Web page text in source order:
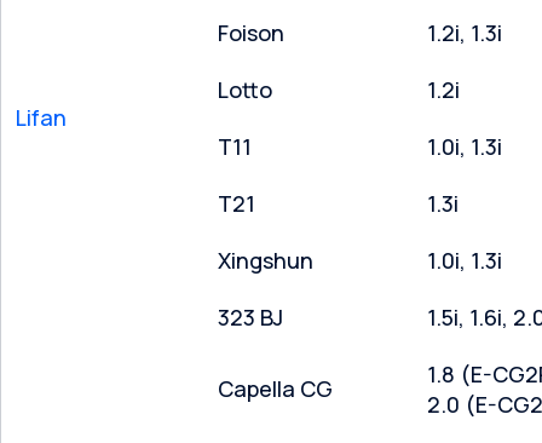
Lifan
Foison
1.2i, 1.3i
Lotto
1.2i
T11
1.0i, 1.3i
T21
1.3i
Xingshun
1.0i, 1.3i
323 BJ 1.5i, 1.6i,
Capella CG
1.8 (E-
2.0 (E-